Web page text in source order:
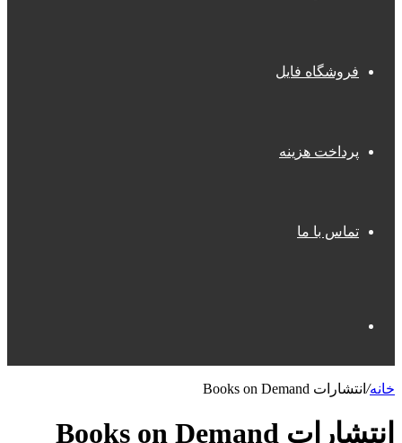
فروشگاه فایل
پرداخت هزینه
تماس با ما
خانه/ انتشارات Books on Demand
انتشارات Books on Demand